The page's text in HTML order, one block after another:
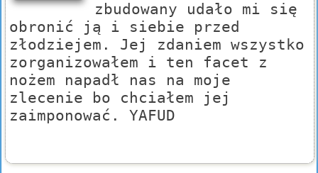
zbudowany udało mi się
obronić ją i siebie przed
złodziejem. Jej zdaniem wszystko
zorganizowałem i ten facet z
nożem napadł nas na moje
zlecenie bo chciałem jej
zaimponować. YAFUD